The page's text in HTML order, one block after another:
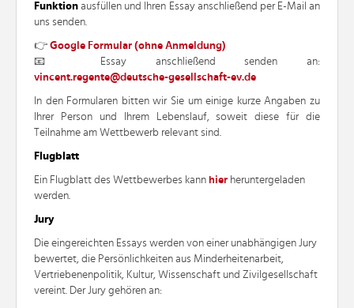
Funktion ausfüllen und Ihren Essay anschließend per E-Mail an
uns senden.
👉 Google Formular (ohne Anmeldung)
📧 Essay anschließend senden an:
In den Formularen bitten wir Sie um einige kurze Angaben zu
Ihrer Person und Ihrem Lebenslauf, soweit diese für die
Teilnahme am Wettbewerb relevant sind.
Flugblatt
Ein Flugblatt des Wettbewerbes kann hier heruntergeladen
werden.
Jury
Die eingereichten Essays werden von einer unabhängigen Jury
bewertet, die Persönlichkeiten aus Minderheitenarbeit,
Vertriebenenpolitik, Kultur, Wissenschaft und Zivilgesellschaft
vereint. Der Jury gehören an: